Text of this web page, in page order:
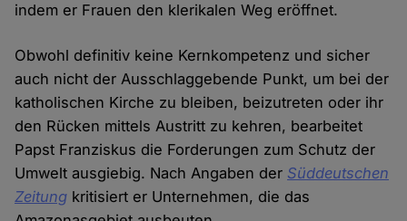
indem er Frauen den klerikalen Weg eröffnet.
Obwohl definitiv keine Kernkompetenz und sicher
auch nicht der Ausschlaggebende Punkt, um bei der
katholischen Kirche zu bleiben, beizutreten oder ihr
den Rücken mittels Austritt zu kehren, bearbeitet
Papst Franziskus die Forderungen zum Schutz der
Umwelt ausgiebig. Nach Angaben der Süddeutschen
Zeitung kritisiert er Unternehmen, die das